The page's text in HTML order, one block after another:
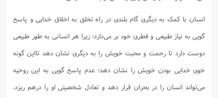
انسان با کمک به دیگری گام بلندی در راه تخلق به اخلاق خدایی و پاسخ
گویی به نیاز طبیعی و فطری خود بر می‌دارد؛ زیرا هر انسانی به طور طبیعی
دوست دارد تا رحمت و محبت خویش را به دیگری نشان دهد تااین گونه
خوی خدایی بودن خویش را نشان دهد؛ عدم پاسخ گویی به این روحیه
می‌تواند انسان را در بحران قرار دهد و تعادل شخصیتی او را درهم ریزد.